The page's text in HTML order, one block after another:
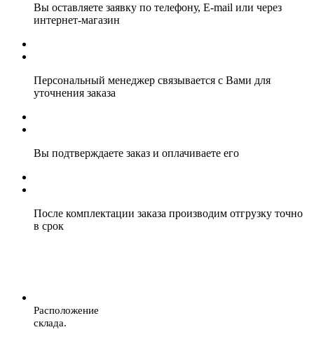
Вы оставляете заявку по телефону, E-mail или через
интернет-магазин
Персональный менеджер связывается с Вами для
уточнения заказа
Вы подтверждаете заказ и оплачиваете его
После комплектации заказа производим отгрузку точно
в срок
Расположение
склада.